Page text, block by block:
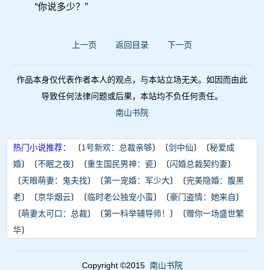
“你说多少？”
上一页 返回目录 下一页
作品本身仅代表作者本人的观点，与本站立场无关。如因而由此
导致任何法律问题或后果，本站均不负任何责任。
南山书院
热门小说推荐： 〔1号新欢：总裁亲够〕〔剑中仙〕〔秘爱成
婚〕〔不眠之夜〕〔重生国民男神：瓷〕〔闪婚总裁契约妻〕
〔天眼萌妻：鬼夫找〕〔第一宠婚：军少大〕〔完美隐婚：腹黑
老〕〔京华烟云〕〔临时老公独宠小蛮〕〔豪门盗情：她来自〕
〔萌妻太可口：总裁〕〔第一科举辅导师！〕〔赠你一场盛世繁
华〕
Copyright ©2015 南山书院